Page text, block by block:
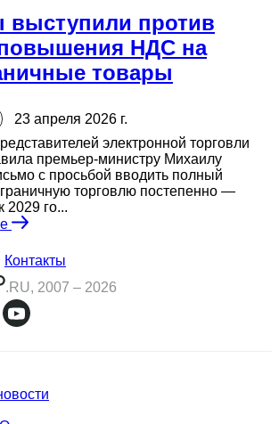
выступили против
повышения НДС на
товары
23 апреля 2026 г.
электронной торговли
премьер-министру Михаилу
с просьбой вводить полный
торговлю постепенно —
2029 го...
Контакты
.RU, 2007 – 2026